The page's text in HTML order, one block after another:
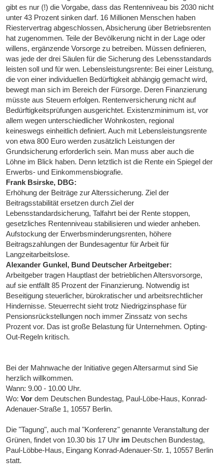
gibt es nur (!) die Vorgabe, dass das Rentenniveau bis 2030 nicht
unter 43 Prozent sinken darf. 16 Millionen Menschen haben
Riestervertrag abgeschlossen, Absicherung über Betriebsrenten
hat zugenommen. Teile der Bevölkerung nicht in der Lage oder
willens, ergänzende Vorsorge zu betreiben. Müssen definieren,
was jede der drei Säulen für die Sicherung des Lebensstandards
leisten soll und für wen. Lebensleistungsrente: Bei einer Leistung,
die von einer individuellen Bedürftigkeit abhängig gemacht wird,
bewegt man sich im Bereich der Fürsorge. Deren Finanzierung
müsste aus Steuern erfolgen. Rentenversicherung nicht auf
Bedürftigkeitsprüfungen ausgerichtet. Existenzminimum ist, vor
allem wegen unterschiedlicher Wohnkosten, regional
keineswegs einheitlich definiert. Auch mit Lebensleistungsrente
von etwa 800 Euro werden zusätzlich Leistungen der
Grundsicherung erforderlich sein. Man muss aber auch die
Löhne im Blick haben. Denn letztlich ist die Rente ein Spiegel der
Erwerbs- und Einkommensbiografie.
Frank Bsirske, DBG:
Erhöhung der Beiträge zur Alterssicherung. Ziel der
Beitragsstabilität ersetzen durch Ziel der
Lebensstandardsicherung, Talfahrt bei der Rente stoppen,
gesetzliches Rentenniveau stabilisieren und wieder anheben.
Aufstockung der Erwerbsminderungsrenten, höhere
Beitragszahlungen der Bundesagentur für Arbeit für
Langzeitarbeitslose.
Alexander Gunkel, Bund Deutscher Arbeitgeber:
Arbeitgeber tragen Hauptlast der betrieblichen Altersvorsorge,
auf sie entfällt 85 Prozent der Finanzierung. Notwendig ist
Beseitigung steuerlicher, bürokratischer und arbeitsrechtlicher
Hindernisse. Steuerrecht sieht trotz Niedrigzinsphase für
Pensionsrückstellungen noch immer Zinssatz von sechs
Prozent vor. Das ist große Belastung für Unternehmen. Opting-
Out-Regeln kritisch.
Bei der Mahnwache der Initiative gegen Altersarmut sind Sie
herzlich willkommen.
Wann: 9.00 - 10.00 Uhr.
Wo:Vor dem Deutschen Bundestag, Paul-Löbe-Haus, Konrad-
Adenauer-Straße 1, 10557 Berlin.
Die "Tagung", auch mal "Konferenz" genannte Veranstaltung der
Grünen, findet von 10.30 bis 17 Uhr im Deutschen Bundestag,
Paul-Löbbe-Haus, Eingang Konrad-Adenauer-Str. 1, 10557 Berlin
statt.